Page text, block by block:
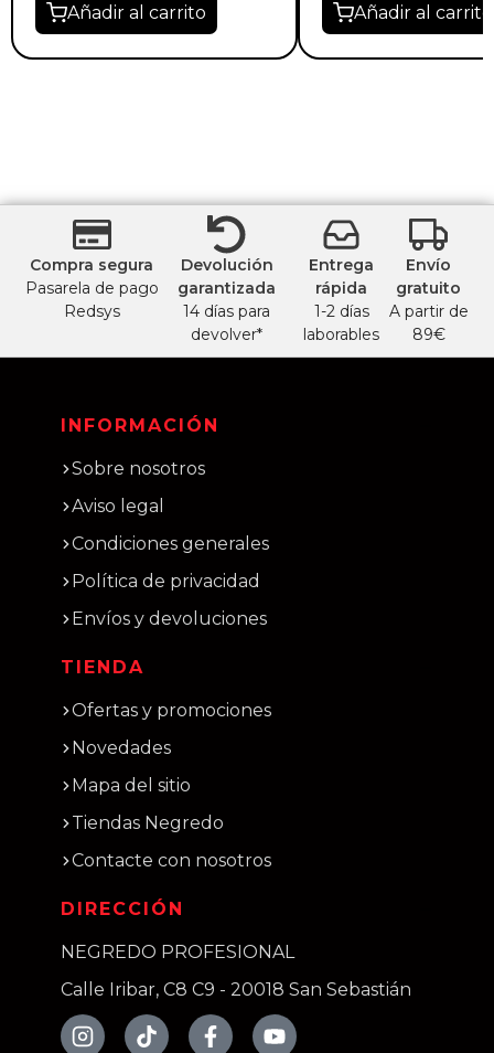
Añadir al carrito
Añadir al carrito
Compra segura
Pasarela de pago
Redsys
Devolución
garantizada
14 días para
devolver*
Entrega
rápida
1-2 días
laborables
Envío
gratuito
A partir de
89€
INFORMACIÓN
Sobre nosotros
Aviso legal
Condiciones generales
Política de privacidad
Envíos y devoluciones
TIENDA
Ofertas y promociones
Novedades
Mapa del sitio
Tiendas Negredo
Contacte con nosotros
DIRECCIÓN
NEGREDO PROFESIONAL
Calle Iribar, C8 C9 - 20018 San Sebastián